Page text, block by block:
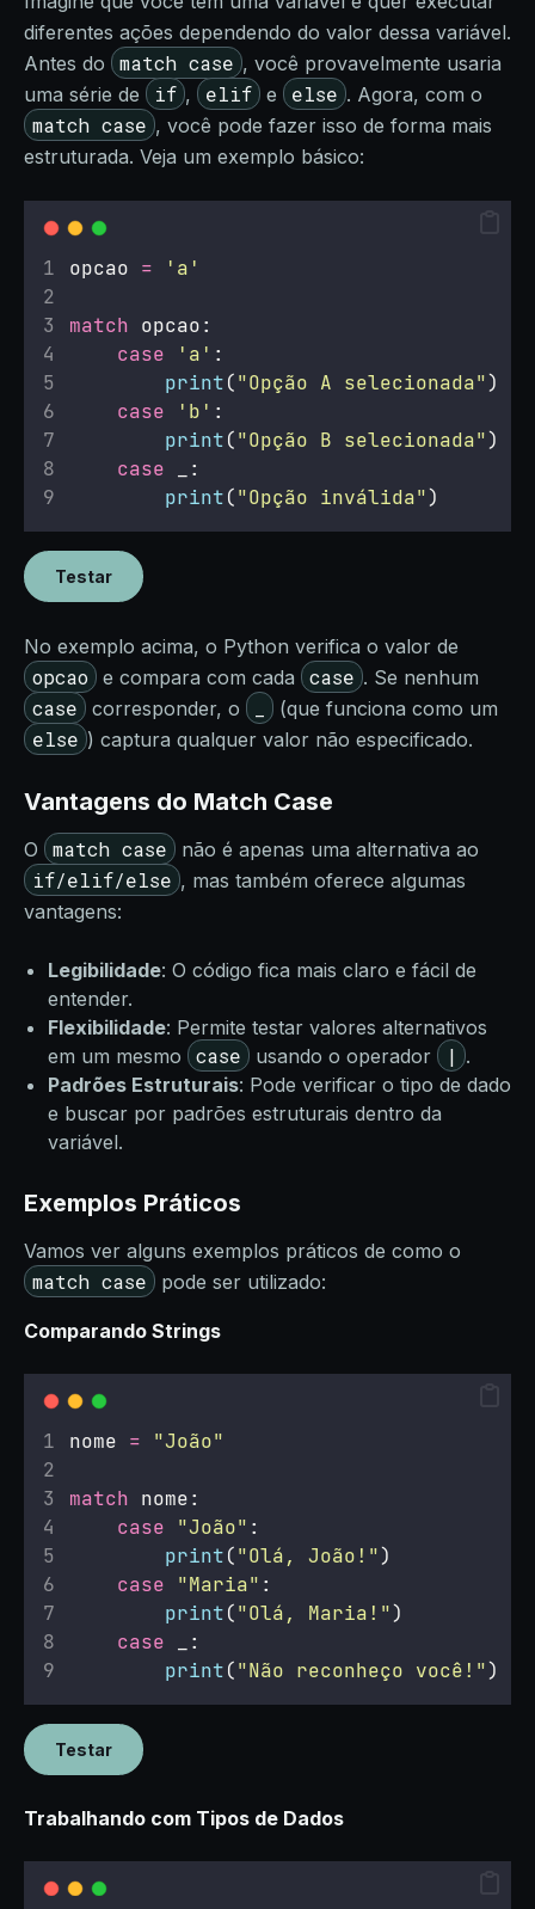
diferentes ações dependendo do valor dessa variável.
Antes do
match case , você provavelmente usaria
uma série de
if , elif e else . Agora, com o
match case , você pode fazer isso de forma mais
estruturada. Veja um exemplo básico:
opcao = ' a '
match opcao:
case
' a ' :
print("Opção A selecionada")
case
' b ' :
print("Opção B selecionada")
case _:
print("Opção inválida")
Testar
No exemplo acima, o Python verifica o valor de
opcao e compara com cada case . Se nenhum
case corresponder, o (que funciona como um
else ) captura qualquer valor não especificado.
Vantagens do Match Case
O match case não é apenas uma alternativa ao
if/elif/else , mas também oferece algumas
vantagens:
Legibilidade: O código fica mais claro e fácil de
entender.
Flexibilidade: Permite testar valores alternativos
em um mesmo
case usando o operador | .
Padrões Estruturais: Pode verificar o tipo de dado
e buscar por padrões estruturais dentro da
variável.
Exemplos Práticos
Vamos ver alguns exemplos práticos de como o
match case pode ser utilizado:
Comparando Strings
nome = "João"
match nome:
case
"João" :
print("Olá, João! ")
case
"Maria" :
print("Olá, Maria! ")
case _:
print("Não reconheço você! ")
Testar
Trabalhando com Tipos de Dados